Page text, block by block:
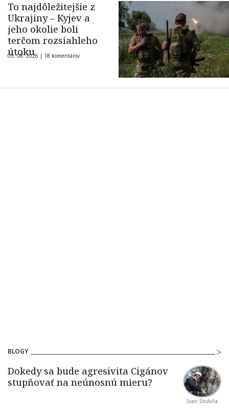
To najdôležitejšie z
Ukrajiny – Kyjev a
jeho okolie boli
terčom rozsiahleho
útoku
05. 08. 2026 | 18 komentárov
BLOGY
Ivan Štubňa